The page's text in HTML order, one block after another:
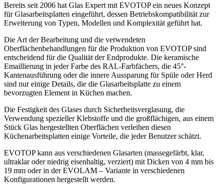
Bereits seit 2006 hat Glas Expert mit EVOTOP ein neues Konzept
für Glasarbeitsplatten eingeführt, dessen Betriebskompatibilität zur
Erweiterung von Typen, Modellen und Komplexität geführt hat.
Die Art der Bearbeitung und die verwendeten
Oberflächenbehandlungen für die Produktion von EVOTOP sind
entscheidend für die Qualität der Endprodukte. Die keramische
Emaillierung in jeder Farbe des RAL-Farbfächers, die 45°-
Kantenausführung oder die innere Aussparung für Spüle oder Herd
sind nur einige Details, die die Glasarbeitsplatte zu einem
bevorzugten Element in Küchen machen.
Die Festigkeit des Glases durch Sicherheitsverglasung, die
Verwendung spezieller Klebstoffe und die großflächigen, aus einem
Stück Glas hergestellten Oberflächen verleihen diesen
Küchenarbeitsplatten einige Vorteile, die jeder Benutzer schätzt.
EVOTOP kann aus verschiedenen Glasarten (massegefärbt, klar,
ultraklar oder niedrig eisenhaltig, verziert) mit Dicken von 4 mm bis
19 mm oder in der EVOLAM – Variante in verschiedenen
Konfigurationen hergestellt werden.